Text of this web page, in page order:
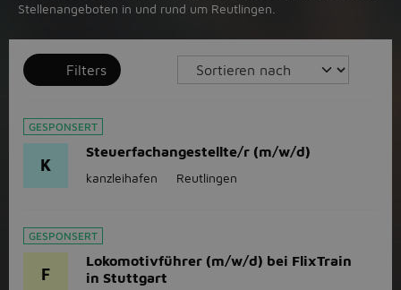
Stellenangeboten in und rund um Reutlingen.
Filters
GESPONSERT
K
Steuerfachangestellte/r (m/w/d)
kanzleihafen Reutlingen
GESPONSERT
F
Lokomotivführer (m/w/d) bei FlixTrain
in Stuttgart